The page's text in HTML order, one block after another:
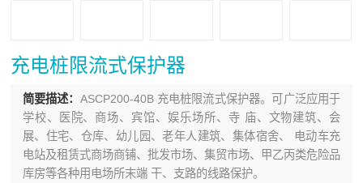
充电桩限流式保护器
简要描述： ASCP200-40B 充电桩限流式保护器。可广泛应用于
学校、医院、商场、宾馆、娱乐场所、寺 庙、文物建筑、会
展、住宅、仓库、幼儿园、老年人建筑、集体宿舍、 电动车充
电站及租赁式商场商铺、批发市场、集贸市场、甲乙丙类危险品
库房等各种用电场所末端 干、支路的线路保护。